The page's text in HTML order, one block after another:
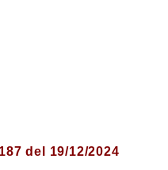
del 19/12/2024